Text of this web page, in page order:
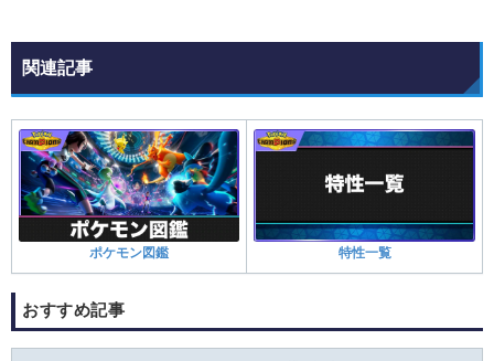
関連記事
ポケモン図鑑 特性一覧
おすすめ記事